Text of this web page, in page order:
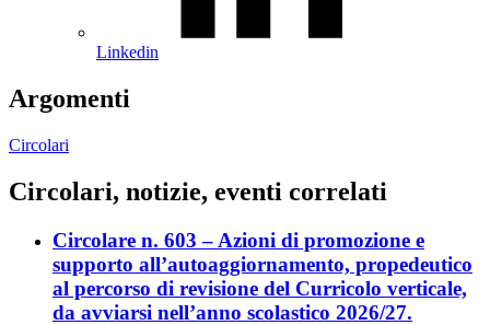
Linkedin
Argomenti
Circolari
Circolari, notizie, eventi correlati
Circolare n. 603 – Azioni di promozione e
supporto all’autoaggiornamento, propedeutico
al percorso di revisione del Curricolo verticale,
da avviarsi nell’anno scolastico 2026/27.